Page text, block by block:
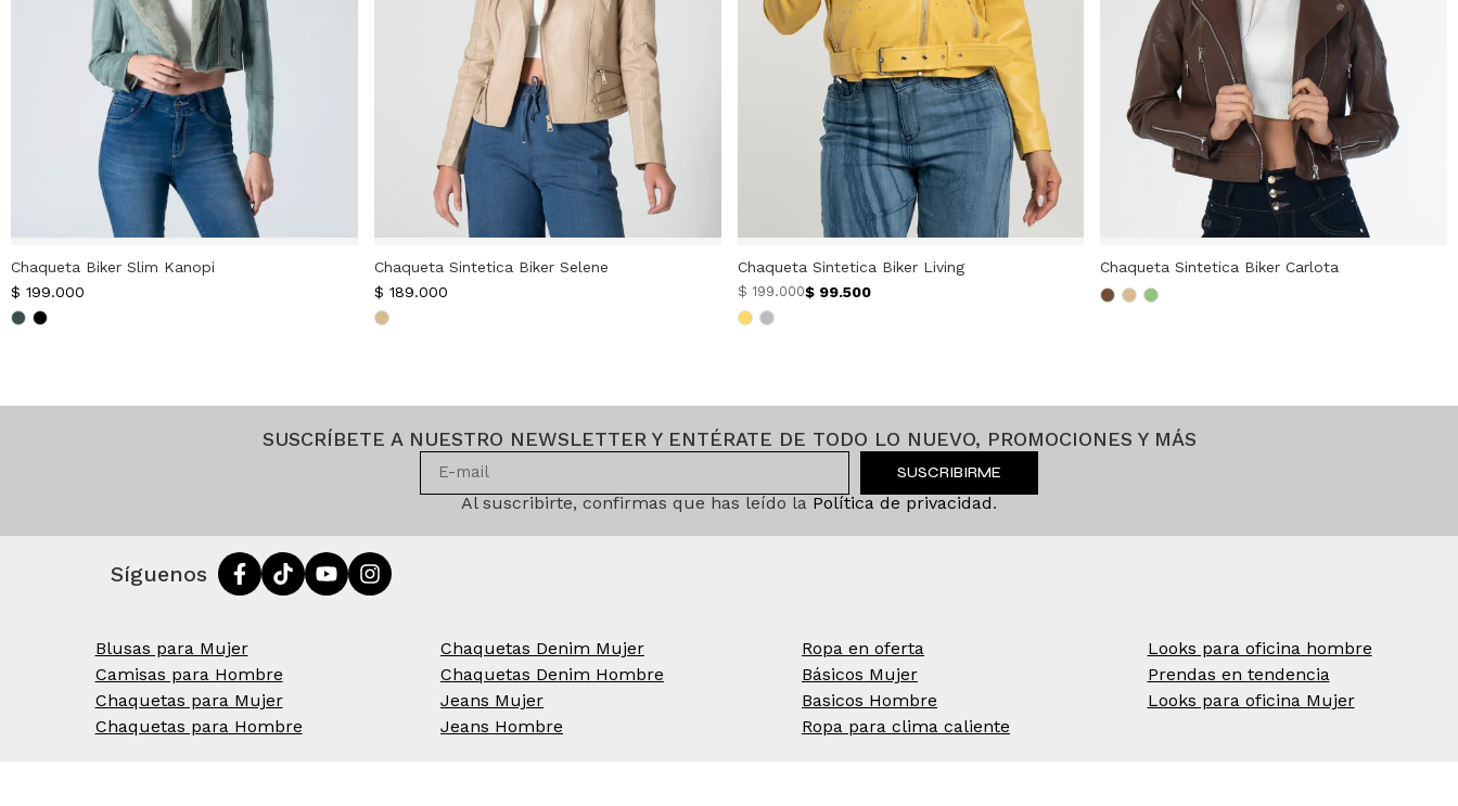
Chaqueta Biker Slim Kanopi
$ 199.000
Chaqueta Sintetica Biker Selene
$ 189.000
Chaqueta Sintetica Biker Living
$ 199.000$99.500
Chaqueta Sintetica Biker Carlota
SUSCRÍBETE A NUESTRO NEWSLETTER Y ENTÉRATE DE TODO LO NUEVO, PROMOCIONES Y MÁS
SUSCRIBIRME
Al suscribirte, confirmas que has leído la Política de privacidad.
Síguenos
Blusas para Mujer
Camisas para Hombre
Chaquetas para Mujer
Chaquetas para Hombre
Chaquetas Denim Mujer
Chaquetas Denim Hombre
Jeans Mujer
Jeans Hombre
Ropa en oferta
Básicos Mujer
Basicos Hombre
Ropa para clima caliente
Looks para oficina hombre
Prendas en tendencia
Looks para oficina Mujer